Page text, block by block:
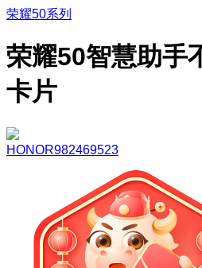
荣耀50系列
荣耀50智慧助手
卡片
HONOR982469523